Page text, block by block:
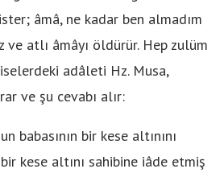
âmâ, ne kadar ben almadım
atlı âmâyı öldürür. Hep zulüm
adâleti Hz. Musa,
ve şu cevabı alır:
babasının bir kese altınını
kese altını sahibine iâde etmiş